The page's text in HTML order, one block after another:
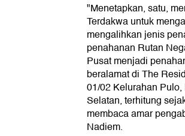
"Menetapkan, satu,
Terdakwa untuk
mengalihkan jenis
penahanan Rutan
Pusat menjadi
beralamat di The
01/02 Kelurahan
Selatan, terhitung
membaca amar
Nadiem.